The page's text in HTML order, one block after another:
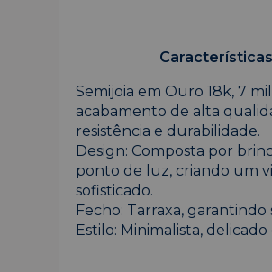
Semijoia em Ouro 18k, 7
acabamento de alta
resistência e durabilidade.
Design: Composta por
ponto de luz, criando um
sofisticado.
Fecho: Tarraxa,
Estilo: Minimalista,